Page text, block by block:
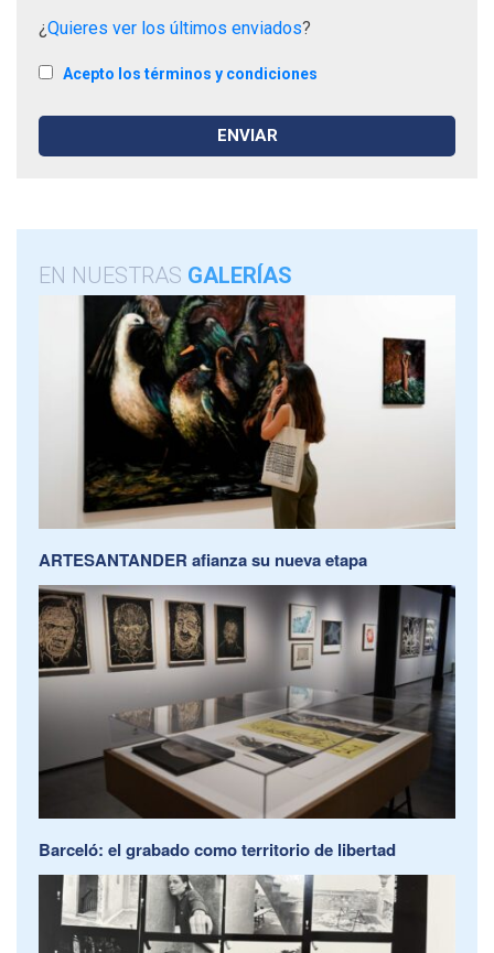
¿Quieres ver los últimos enviados?
Acepto los términos y condiciones
EN NUESTRAS GALERÍAS
ARTESANTANDER afianza su nueva etapa
Barceló: el grabado como territorio de libertad